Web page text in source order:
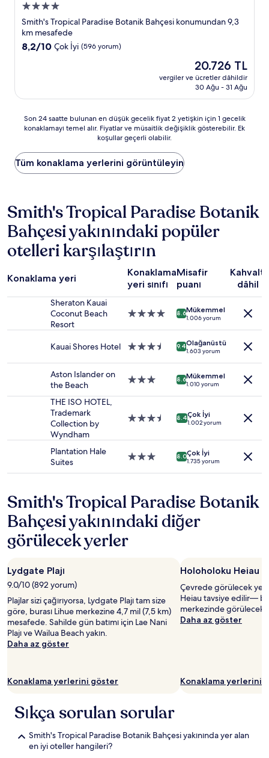
4.0
yıldızlı
konaklama
yeri
Smith's Tropical Paradise Botanik Bahçesi konumundan 9,3
km mesafede
10
(596
8,2/10 Çok İyi (596 yorum)
Güncel
fiyat:
20.726 TL
20.726 TL
vergiler ve ücretler dâhildir
30 Ağu - 31 Ağu
Son
bulunan
en
düşük
2
yetişkin
için
1
gecelik
konaklamayı
alır.
Son 24 saatte bulunan en düşük gecelik fiyat 2 yetişkin için 1 gecelik
konaklamayı temel alır. Fiyatlar ve müsaitlik değişiklik gösterebilir. Ek
koşullar geçerli olabilir.
Tüm konaklama yerlerini görüntüleyin
Smith's Tropical Paradise Botanik
Bahçesi yakınındaki popüler
otelleri karşılaştırın
Konaklama yeri
Konaklama
yeri sınıfı
Misafir
puanı
Kahvaltı
dâhil
Sheraton Kauai
Coconut Beach
Resort
4.0
yeri
8.6Mükemmel
1.006 yorum
Kauai Shores Hotel
3.5
yeri
9.4Olağanüstü
1.603 yorum
Aston Islander on
the Beach
3.0
yeri
8.6Mükemmel
1.010 yorum
THE ISO HOTEL,
Trademark
Collection by
Wyndham
3.5
konaklama
yeri
8.4Çok İyi
1.002 yorum
Plantation Hale
Suites
3.0
8.0Çok İyi
1.735 yorum
Smith's Tropical Paradise Botanik
Bahçesi yakınındaki diğer
görülecek yerler
Lydgate Plajı
9.0/10 (892 yorum)
Plajlar sizi çağırıyorsa, Lydgate Plajı tam size
göre, burası Lihue merkezine 4,7 mil (7,5 km)
mesafede. Sahilde gün batımı için Lae Nani
Plajı ve Wailua Beach yakın.
Daha az göster
Konaklama yerlerini göster
Holoholoku Heiau
Çevrede görülecek
Heiau tavsiye edilir—
merkezinde görülecek
Daha az göster
Konaklama yerlerini
Sıkça sorulan sorular
Smith's Tropical Paradise Botanik Bahçesi yakınında yer alan
en iyi oteller hangileri?